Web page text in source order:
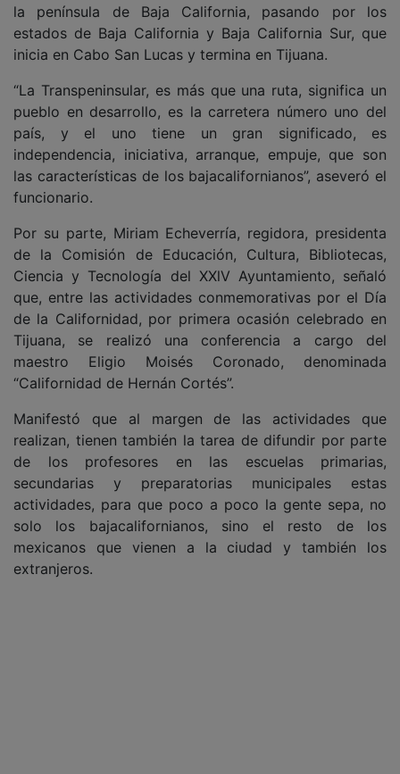
la península de Baja California, pasando por los
estados de Baja California y Baja California Sur, que
inicia en Cabo San Lucas y termina en Tijuana.
“La Transpeninsular, es más que una ruta, significa un
pueblo en desarrollo, es la carretera número uno del
país, y el uno tiene un gran significado, es
independencia, iniciativa, arranque, empuje, que son
las características de los bajacalifornianos”, aseveró el
funcionario.
Por su parte, Miriam Echeverría, regidora, presidenta
de la Comisión de Educación, Cultura, Bibliotecas,
Ciencia y Tecnología del XXlV Ayuntamiento, señaló
que, entre las actividades conmemorativas por el Día
de la Californidad, por primera ocasión celebrado en
Tijuana, se realizó una conferencia a cargo del
maestro Eligio Moisés Coronado, denominada
“Californidad de Hernán Cortés”.
Manifestó que al margen de las actividades que
realizan, tienen también la tarea de difundir por parte
de los profesores en las escuelas primarias,
secundarias y preparatorias municipales estas
actividades, para que poco a poco la gente sepa, no
solo los bajacalifornianos, sino el resto de los
mexicanos que vienen a la ciudad y también los
extranjeros.